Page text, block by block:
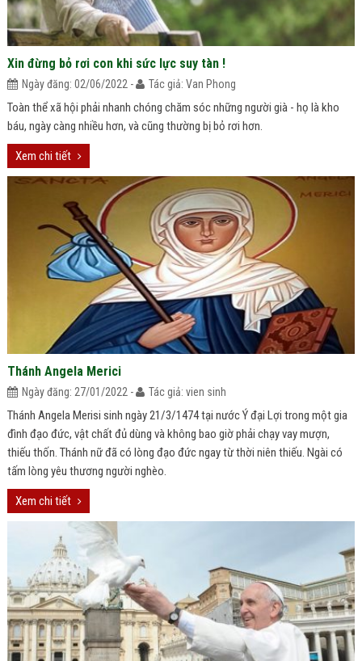
Xin đừng bỏ rơi con khi sức lực suy tàn !
Ngày đăng: 02/06/2022 - Tác giả: Van Phong
Toàn thể xã hội phải nhanh chóng chăm sóc những người già - họ là kho
báu, ngày càng nhiều hơn, và cũng thường bị bỏ rơi hơn.
Xem chi tiết
Thánh Angela Merici
Ngày đăng: 27/01/2022 - Tác giả: vien sinh
Thánh Angela Merisi sinh ngày 21/3/1474 tại nước Ý đại Lợi trong một gia
đình đạo đức, vật chất đủ dùng và không bao giờ phải chạy vay mượn,
thiếu thốn. Thánh nữ đã có lòng đạo đức ngay từ thời niên thiếu. Ngài có
tấm lòng yêu thương người nghèo.
Xem chi tiết